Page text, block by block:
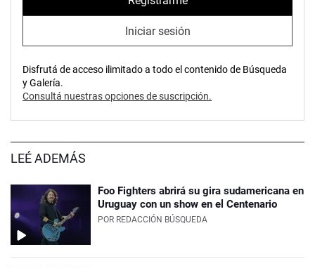
Iniciar sesión
Disfrutá de acceso ilimitado a todo el contenido de Búsqueda
y Galería.
Consultá nuestras opciones de suscripción.
LEÉ ADEMÁS
Foo Fighters abrirá su gira sudamericana en
Uruguay con un show en el Centenario
POR REDACCIÓN BÚSQUEDA